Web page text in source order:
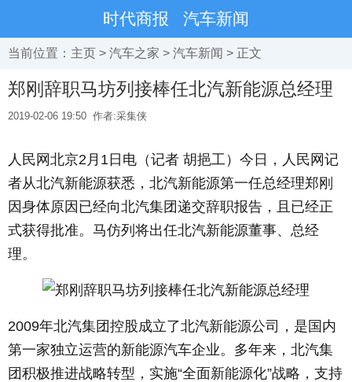
时代商报 汽车新闻
当前位置： 主页 > 汽车之家 > 汽车新闻 > 正文
郑刚辞职马坊列接棒任北汽新能源总经理
2019-02-06 19:50 作者:采集侠
人民网北京2月1日电（记者 胡挹工）今日，人民网记
者从北汽新能源获悉，北汽新能源第一任总经理郑刚
因身体原因已经向北汽集团递交辞职报告，且已经正
式获得批准。马仿列将出任北汽新能源董事、总经
理。
2009年北汽集团控股成立了北汽新能源公司，是国内
第一家独立运营的新能源汽车企业。多年来，北汽集
团积极推进战略转型，实施“全面新能源化”战略，支持